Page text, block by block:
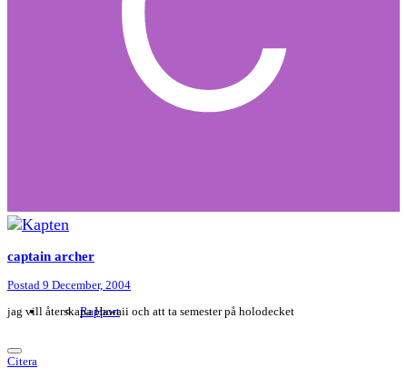
captain archer
Postad 9 December, 2004
Rapport
jag vill återskapa Hawaii och att ta semester på holodecket
Citera